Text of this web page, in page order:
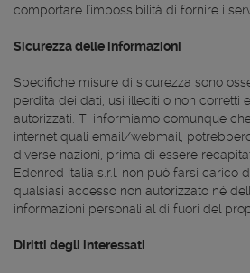
comportare l'impossibilità di fornire i
Sicurezza delle informazioni
Specifiche misure di sicurezza sono
perdita dei dati, usi illeciti o non corretti
autorizzati. Ti informiamo comunque
internet quali email/webmail,
diverse nazioni, prima di essere
Edenred Italia s.r.l. non può farsi carico
qualsiasi accesso non autorizzato né
informazioni personali al di fuori del
Diritti degli interessati